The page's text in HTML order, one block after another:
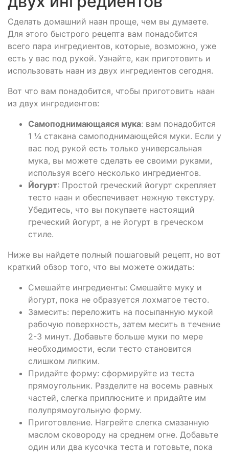
Сделать домашний наан проще, чем вы думаете.
Для этого быстрого рецепта вам понадобится
всего пара ингредиентов, которые, возможно, уже
есть у вас под рукой. Узнайте, как приготовить и
использовать наан из двух ингредиентов сегодня.
Вот что вам понадобится, чтобы приготовить наан
из двух ингредиентов:
Самоподнимающаяся мука: вам понадобится
1 ¼ стакана самоподнимающейся муки. Если у
вас под рукой есть только универсальная
мука, вы можете сделать ее своими руками,
используя всего несколько ингредиентов.
Йогурт: Простой греческий йогурт скрепляет
тесто наан и обеспечивает нежную текстуру.
Убедитесь, что вы покупаете настоящий
греческий йогурт, а не йогурт в греческом
стиле.
Ниже вы найдете полный пошаговый рецепт, но вот
краткий обзор того, что вы можете ожидать:
Смешайте ингредиенты: Смешайте муку и
йогурт, пока не образуется лохматое тесто.
Замесить: переложить на посыпанную мукой
рабочую поверхность, затем месить в течение
2-3 минут. Добавьте больше муки по мере
необходимости, если тесто становится
слишком липким.
Придайте форму: сформируйте из теста
прямоугольник. Разделите на восемь равных
частей, слегка приплюсните и придайте им
полупрямоугольную форму.
Приготовление. Нагрейте слегка смазанную
маслом сковороду на среднем огне. Добавьте
один или два кусочка теста и готовьте, пока